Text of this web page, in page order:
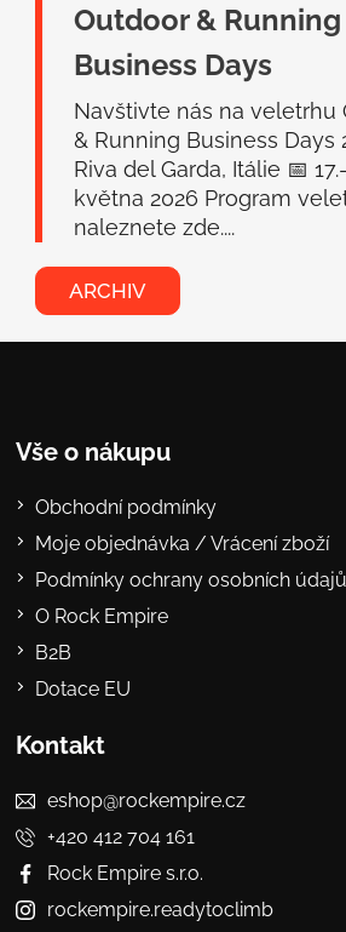
Outdoor & Running
Business Days
Navštivte nás na veletrhu
& Running Business Days
Riva del Garda, Itálie 📅
května 2026 Program
naleznete zde....
ARCHIV
Vše o nákupu
Obchodní podmínky
Moje objednávka / Vrácení zboží
Podmínky ochrany osobních údajů
O Rock Empire
B2B
Dotace EU
Kontakt
eshop@rockempire.cz
+420 412 704 161
Rock Empire s.r.o.
rockempire.readytoclimb